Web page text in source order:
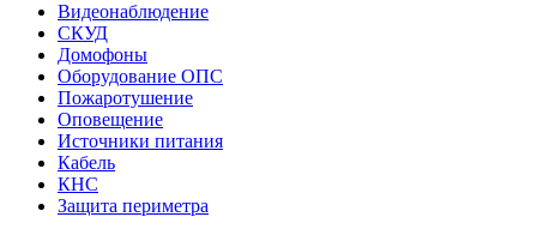
Видеонаблюдение
СКУД
Домофоны
Оборудование ОПС
Пожаротушение
Оповещение
Источники питания
Кабель
КНС
Защита периметра